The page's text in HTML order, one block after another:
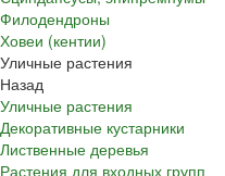
Филодендроны
Ховеи (кентии)
Уличные растения
Назад
Уличные растения
Декоративные кустарники
Лиственные деревья
Растения для входных групп